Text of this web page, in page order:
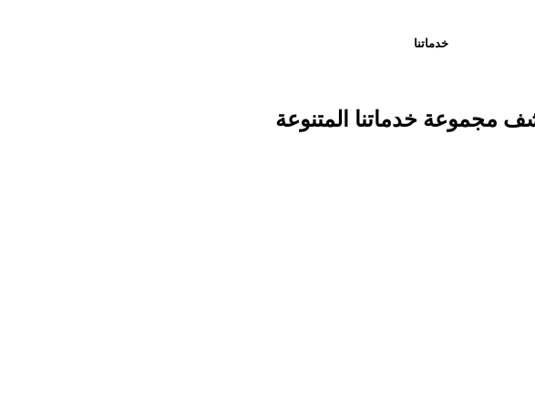
خدماتنا
مجموعة خدماتنا المتنوعة